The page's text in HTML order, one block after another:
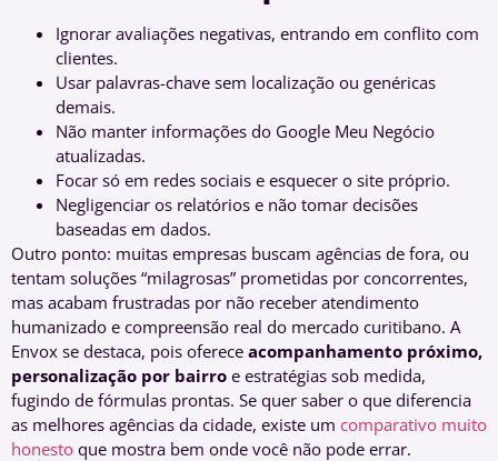
Ignorar avaliações negativas, entrando em conflito com
clientes.
Usar palavras-chave sem localização ou genéricas
demais.
Não manter informações do Google Meu Negócio
atualizadas.
Focar só em redes sociais e esquecer o site próprio.
Negligenciar os relatórios e não tomar decisões
baseadas em dados.
Outro ponto: muitas empresas buscam agências de fora, ou
tentam soluções “milagrosas” prometidas por concorrentes,
mas acabam frustradas por não receber atendimento
humanizado e compreensão real do mercado curitibano. A
Envox se destaca, pois oferece acompanhamento próximo,
personalização por bairro e estratégias sob medida,
fugindo de fórmulas prontas. Se quer saber o que diferencia
as melhores agências da cidade, existe um comparativo muito
honesto que mostra bem onde você não pode errar.